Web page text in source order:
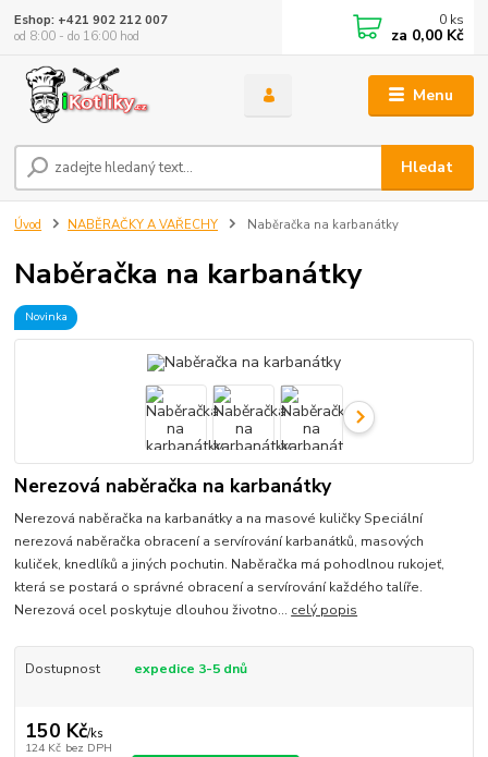
Menu
Hledat
Eshop: +421 902 212 007
od 8:00 - do 16:00 hod
0 ks
za 0,00 Kč
Úvod NABĚRAČKY A VAŘECHY Naběračka na karbanátky
Naběračka na karbanátky
Novinka
Nerezová naběračka na karbanátky
Nerezová naběračka na karbanátky a na masové kuličky Speciální
nerezová naběračka obracení a servírování karbanátků, masových
kuliček, knedlíků a jiných pochutin. Naběračka má pohodlnou rukojeť,
která se postará o správné obracení a servírování každého talíře.
Nerezová ocel poskytuje dlouhou životno... celý popis
Dostupnost expedice 3-5 dnů
150 Kč/ks
124 Kč bez DPH